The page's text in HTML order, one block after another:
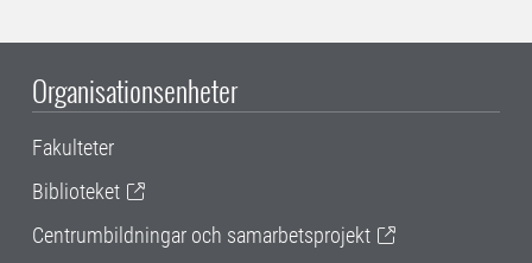
Organisationsenheter
Fakulteter
Biblioteket
Centrumbildningar och samarbetsprojekt